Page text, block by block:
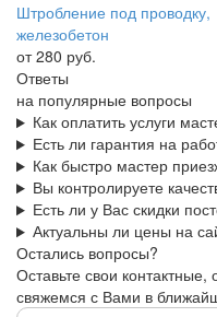
Штробление под проводку,
железобетон
от 280 руб.
Ответы
на популярные вопросы
Как оплатить услуги
Есть ли гарантия на
Как быстро мастер
Вы контролируете
Есть ли у Вас скидки
Актуальны ли цены на
Остались вопросы?
Оставьте свои
свяжемся с Вами в